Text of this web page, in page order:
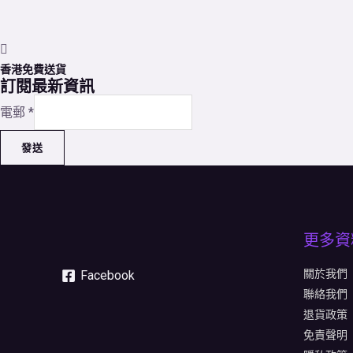
香港免費送貨
訂閱最新資訊
電郵 *
發送
Facebook
更多
關於我們
聯絡我們
退貨政策
免責聲明